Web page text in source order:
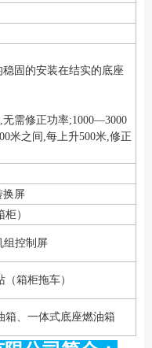
固的安装在结实的底座
需修正功率;1000—3000
米之间,每上升500米,修正
换屏
）
组控制屏
箱柜拖车）
箱、一体式底座燃油箱